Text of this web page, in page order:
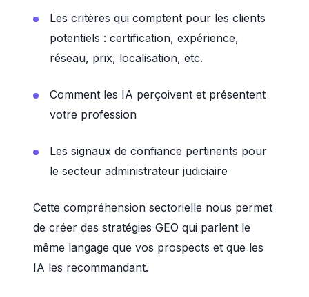
Les critères qui comptent pour les clients
potentiels : certification, expérience,
réseau, prix, localisation, etc.
Comment les IA perçoivent et présentent
votre profession
Les signaux de confiance pertinents pour
le secteur administrateur judiciaire
Cette compréhension sectorielle nous permet
de créer des stratégies GEO qui parlent le
même langage que vos prospects et que les
IA les recommandant.